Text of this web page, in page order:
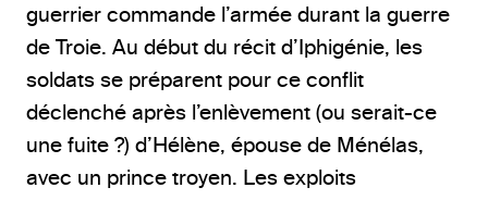
guerrier commande l’armée durant la guerre
de Troie. Au début du récit d’Iphigénie, les
soldats se préparent pour ce conflit
déclenché après l’enlèvement (ou serait-ce
une fuite ?) d’Hélène, épouse de Ménélas,
avec un prince troyen. Les exploits